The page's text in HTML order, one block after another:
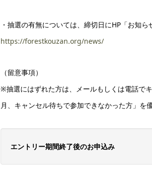
・抽選の有無については、締切日にHP「お知ら
https://forestkouzan.org/news/
（留意事項）
※抽選にはずれた方は、メールもしくは電話で
月、キャンセル待ちで参加できなかった方」を
エントリー期間終了後のお申込み